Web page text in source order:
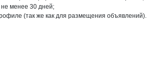
менее 30 дней;
(так же как для размещения объявлений).